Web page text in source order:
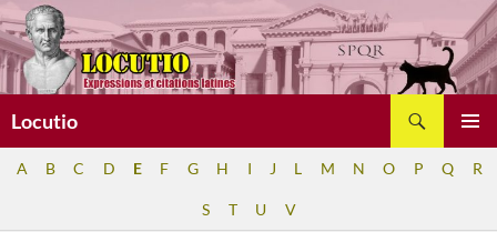
Aller
au
contenu
Locutio
A B C D E F G H I J L M N O P Q R
S T U V